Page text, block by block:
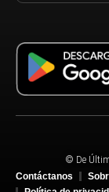
© De
Contáctanos